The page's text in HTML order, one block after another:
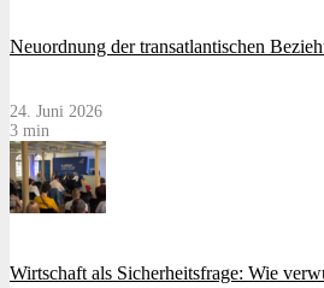
Neuordnung der transatlantischen
24. Juni 2026
3 min
Wirtschaft als Sicherheitsfrage: Wie